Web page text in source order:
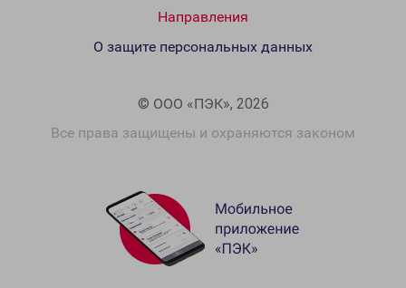
Направления
© ООО «ПЭК», 2026
Все права защищены и охраняются законом
О защите персональных данных